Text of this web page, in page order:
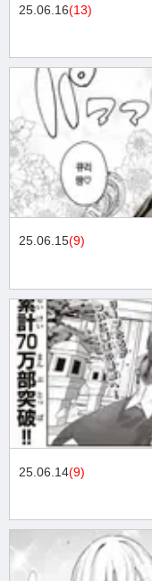
25.06.16(13)
25.06.15(9)
25.06.14(9)